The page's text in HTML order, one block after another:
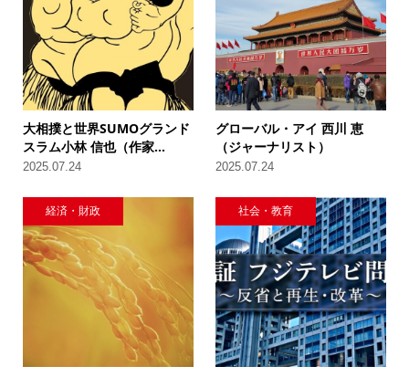
大相撲と世界SUMOグランド
スラム小林 信也（作家...
2025.07.24
グローバル・アイ 西川 恵
（ジャーナリスト）
2025.07.24
経済・財政 社会・教育